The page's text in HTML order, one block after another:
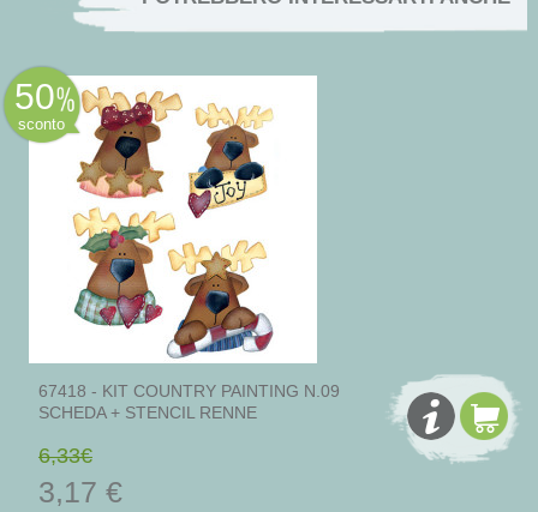
50
sconto
67418 - KIT COUNTRY PAINTING N.09
SCHEDA + STENCIL RENNE
6,33€
3,17 €